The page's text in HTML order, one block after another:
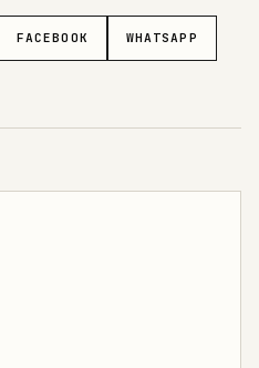
FACEBOOK WHATSAPP